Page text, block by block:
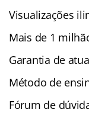
Visualizações
Mais de 1
Garantia de
Método de
Fórum de